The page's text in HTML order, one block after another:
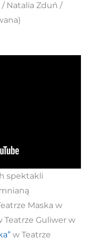
/ Natalia Zduń /
spektakli
Maska w
Teatrze Guliwer w
w Teatrze